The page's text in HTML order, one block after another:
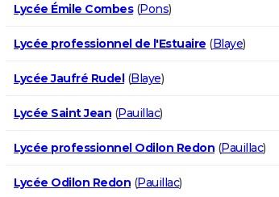
Lycée Émile Combes(Pons)
Lycée professionnel de l'Estuaire (Blaye)
Lycée Jaufré Rudel(Blaye)
Lycée Saint Jean (Pauillac)
Lycée professionnel Odilon Redon (Pauillac)
Lycée Odilon Redon (Pauillac)